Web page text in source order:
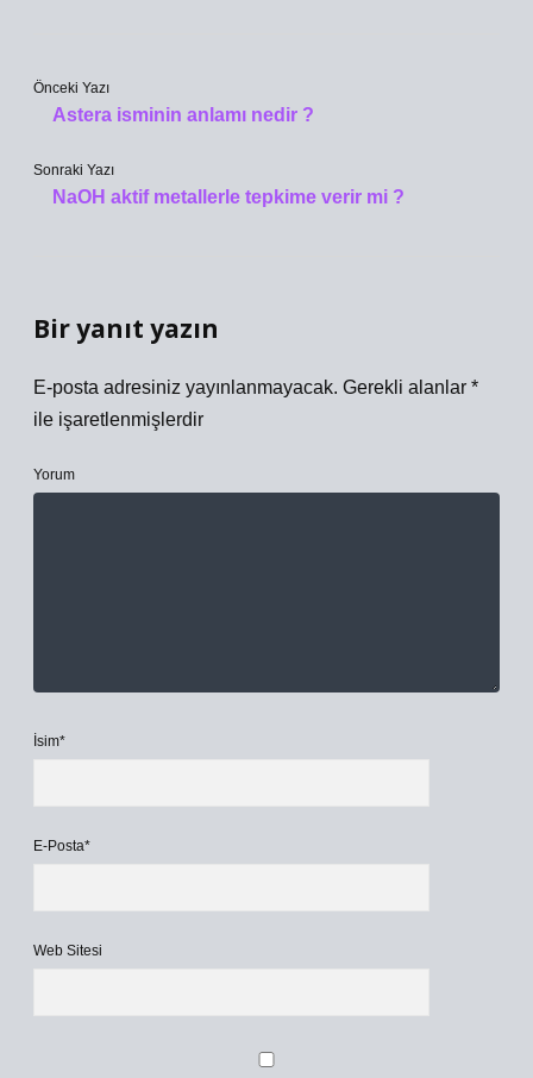
Önceki Yazı
Astera isminin anlamı nedir ?
Sonraki Yazı
NaOH aktif metallerle tepkime verir mi ?
Bir yanıt yazın
E-posta adresiniz yayınlanmayacak. Gerekli alanlar *
ile işaretlenmişlerdir
Yorum
İsim*
E-Posta*
Web Sitesi